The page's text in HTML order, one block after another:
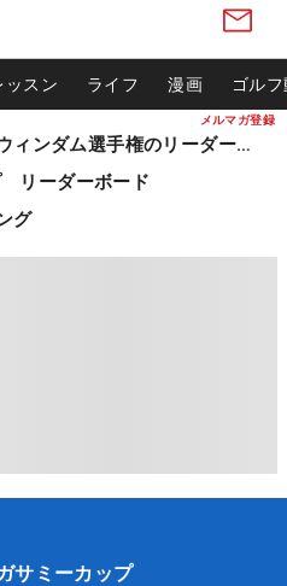
メルマガ登録
ッスン ライフ 漫画 ゴル
松山英樹ら出場 ウィンダム選手権のリーダーボード
リーダーボード
グ
サミーカップ